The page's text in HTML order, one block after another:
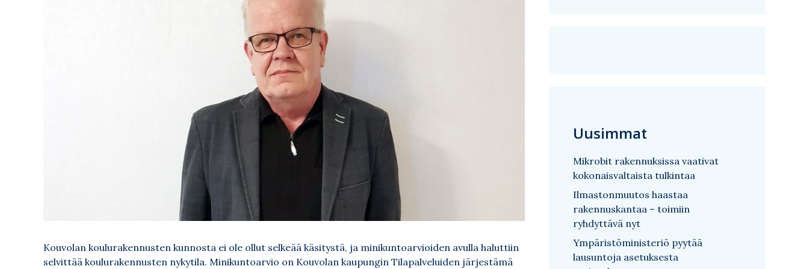
Kouvolan koulurakennusten kunnosta ei ole ollut selkeää käsitystä, ja minikuntoarvioiden avulla haluttiin
selvittää koulurakennusten nykytila. Minikuntoarvio on Kouvolan kaupungin Tilapalveluiden järjestämä
Uusimmat
Mikrobit rakennuksissa vaativat
kokonaisvaltaista tulkintaa
Ilmastonmuutos haastaa
rakennuskantaa – toimiin
ryhdyttävä nyt
Ympäristöministeriö pyytää
lausuntoja asetuksesta